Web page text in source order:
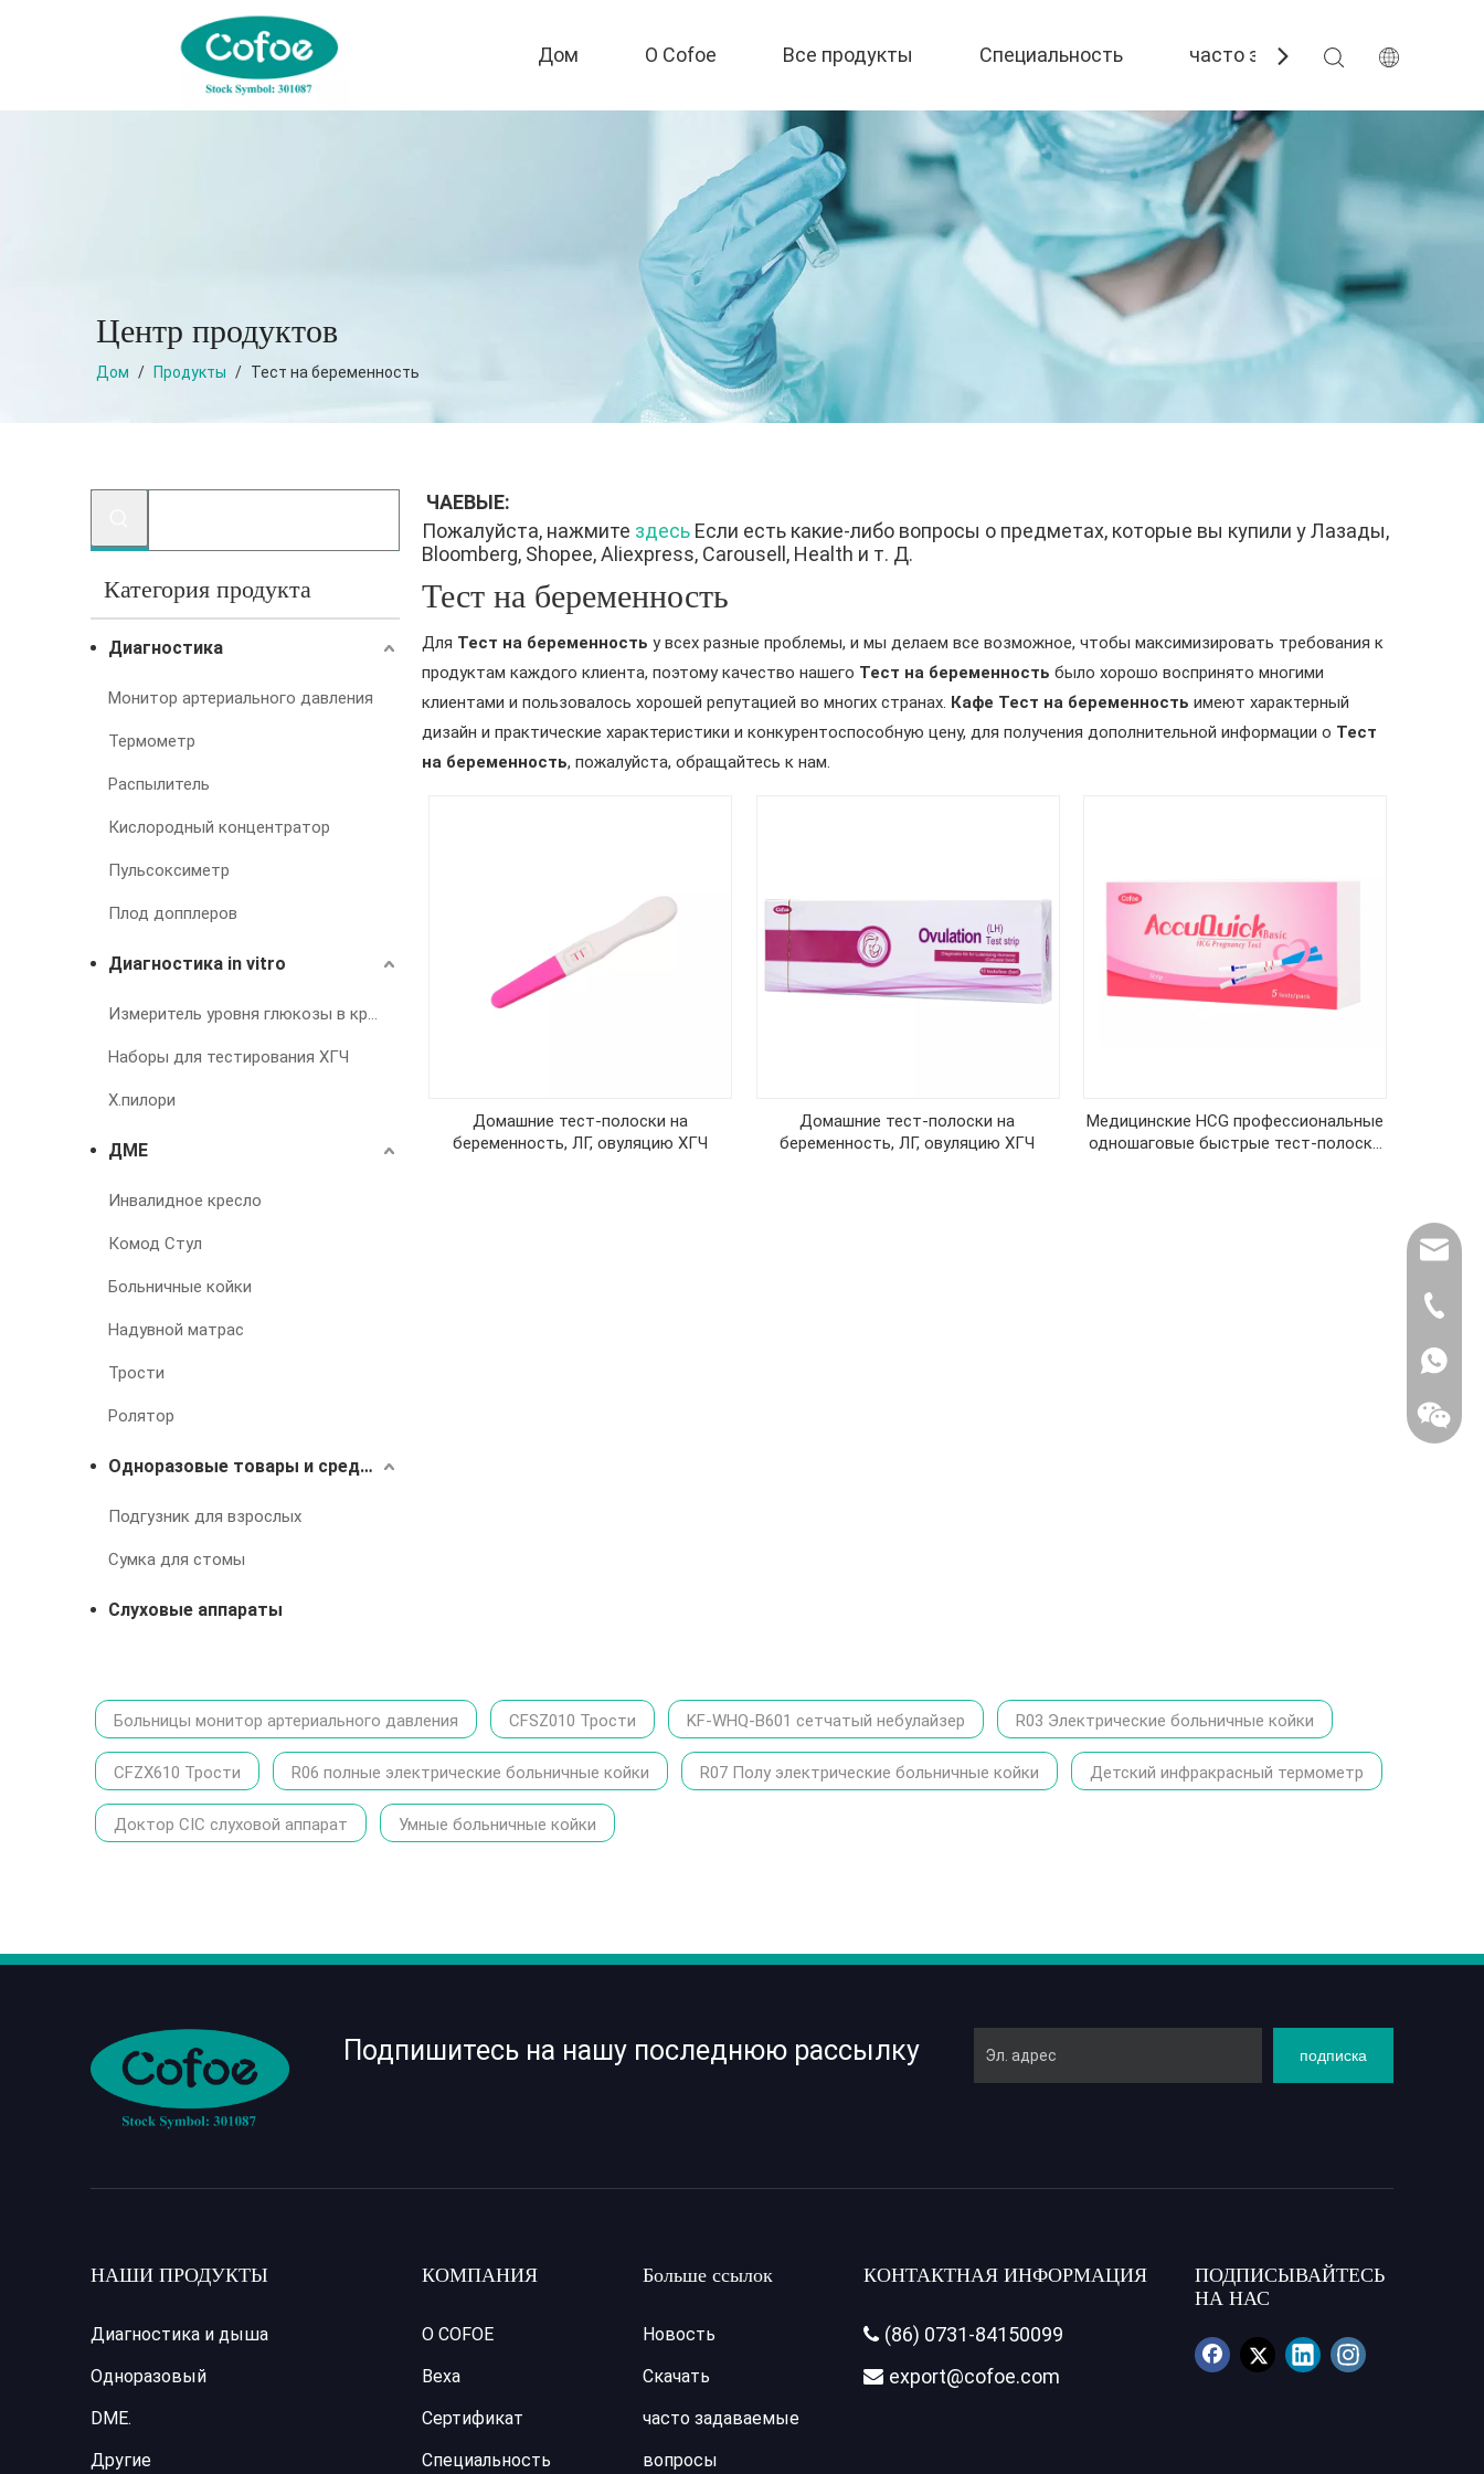
Дом О Cofoe Все продукты Специальность часто задаваемые вопросы
Центр продуктов
Дом / Продукты / Тест на беременность
Категория продукта
Диагностика
Монитор артериального давления
Термометр
Распылитель
Кислородный концентратор
Пульсоксиметр
Плод допплеров
Диагностика in vitro
Измеритель уровня глюкозы в крови
Наборы для тестирования ХГЧ
Х.пилори
ДМЕ
Инвалидное кресло
Комод Стул
Больничные койки
Надувной матрас
Трости
Ролятор
Одноразовые товары и средства для лечения недержания
Подгузник для взрослых
Сумка для стомы
Слуховые аппараты
ЧАЕВЫЕ:
Пожалуйста, нажмите здесь Если есть какие-либо вопросы о предметах, которые вы купили у Лазады,
Bloomberg, Shopee, Aliexpress, Carousell, Health и т. Д.
Тест на беременность
Для Тест на беременность у всех разные проблемы, и мы делаем все возможное, чтобы максимизировать требования к
продуктам каждого клиента, поэтому качество нашего Тест на беременность было хорошо воспринято многими
клиентами и пользовалось хорошей репутацией во многих странах. Кафе Тест на беременность имеют характерный
дизайн и практические характеристики и конкурентоспособную цену, для получения дополнительной информации о Тест
на беременность, пожалуйста, обращайтесь к нам.
Домашние тест-полоски на
беременность, ЛГ, овуляцию ХГЧ
Домашние тест-полоски на
беременность, ЛГ, овуляцию ХГЧ
Медицинские HCG профессиональные
одношаговые быстрые тест-полоски
Больницы монитор артериального давления CFSZ010 Трости KF-WHQ-B601 сетчатый небулайзер R03 Электрические больничные койки
CFZX610 Трости R06 полные электрические больничные койки R07 Полу электрические больничные койки Детский инфракрасный термометр
Доктор CIC слуховой аппарат Умные больничные койки
Подпишитесь на нашу последнюю рассылку подписка
НАШИ ПРОДУКТЫ
Диагностика и дыша
Одноразовый
DME.
Другие
КОМПАНИЯ
О COFOE
Веха
Сертификат
Специальность
Больше ссылок
Новость
Скачать
часто задаваемые
вопросы
КОНТАКТНАЯ ИНФОРМАЦИЯ
 (86) 0731-84150099
 export@cofoe.com
ПОДПИСЫВАЙТЕСЬ
НА НАС
(86)
86-